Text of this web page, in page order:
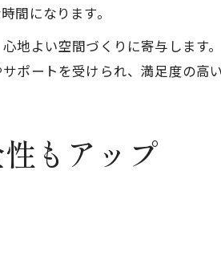
間になります。
地よい空間づくりに寄与します
ートを受けられ、満足度の高
もアップ